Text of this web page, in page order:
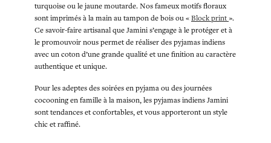
turquoise ou le jaune moutarde. Nos fameux motifs floraux
sont imprimés à la main au tampon de bois ou «Block print».
Ce savoir-faire artisanal que Jamini s’engage à le protéger et à
le promouvoir nous permet de réaliser des pyjamas indiens
avec un coton d’une grande qualité et une finition au caractère
authentique et unique.
Pour les adeptes des soirées en pyjama ou des journées
cocooning en famille à la maison, les pyjamas indiens Jamini
sont tendances et confortables, et vous apporteront un style
chic et raffiné.